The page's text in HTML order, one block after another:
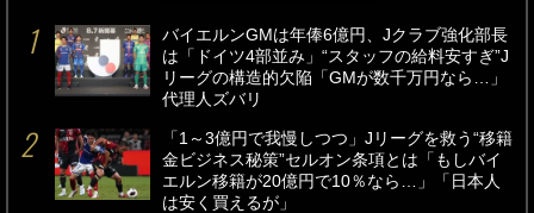
バイエルンGMは年俸6億円、Jクラブ強化部長
は「ドイツ4部並み」“スタッフの給料安すぎ”J
リーグの構造的欠陥「GMが数千万円なら…」
代理人ズバリ
「1～3億円で我慢しつつ」Jリーグを救う“移籍
金ビジネス秘策”セルオン条項とは「もしバイ
エルン移籍が20億円で10％なら…」「日本人
は安く買えるが」